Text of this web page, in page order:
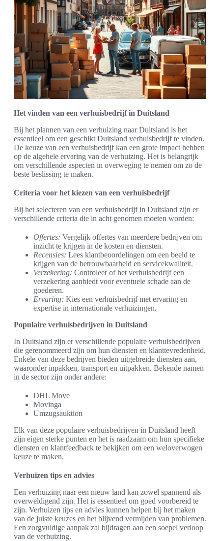
Het vinden van een verhuisbedrijf in Duitsland
Bij het plannen van een verhuizing naar Duitsland is het
essentieel om een geschikt Duitsland verhuisbedrijf te vinden.
De keuze van een verhuisbedrijf kan een grote impact hebben
op de algehele ervaring van de verhuizing. Het is belangrijk
om verschillende aspecten in overweging te nemen om zo de
beste beslissing te maken.
Criteria voor het kiezen van een verhuisbedrijf
Bij het selecteren van een verhuisbedrijf in Duitsland zijn er
verschillende criteria die in acht genomen moeten worden:
Offertes: Vergelijk offertes van meerdere bedrijven om
inzicht te krijgen in de kosten en diensten.
Recensies: Lees klantbeoordelingen om een beeld te
krijgen van de betrouwbaarheid en servicekwaliteit.
Verzekering: Controleer of het verhuisbedrijf een
verzekering aanbiedt voor eventuele schade aan de
goederen.
Ervaring: Kies een verhuisbedrijf met ervaring en
expertise in internationale verhuizingen.
Populaire verhuisbedrijven in Duitsland
In Duitsland zijn er verschillende populaire verhuisbedrijven
die gerenommeerd zijn om hun diensten en klanttevredenheid.
Enkele van deze bedrijven bieden uitgebreide diensten aan,
waaronder inpakken, transport en uitpakken. Bekende namen
in de sector zijn onder andere:
DHL Move
Movinga
Umzugsauktion
Elk van deze populaire verhuisbedrijven in Duitsland heeft
zijn eigen sterke punten en het is raadzaam om hun specifieke
diensten en klantfeedback te bekijken om een weloverwogen
keuze te maken.
Verhuizen tips en advies
Een verhuizing naar een nieuw land kan zowel spannend als
overweldigend zijn. Het is essentieel om goed voorbereid te
zijn. Verhuizen tips en advies kunnen helpen bij het maken
van de juiste keuzes en het blijvend vermijden van problemen.
Een zorgvuldige aanpak zal bijdragen aan een soepel verloop
van de verhuizing.